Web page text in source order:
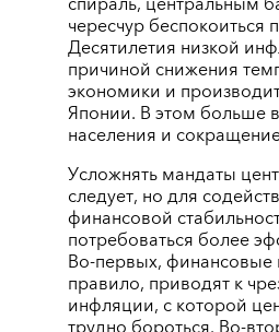
чересчур беспокоиться
Десятилетия низкой
причиной снижения
экономики и
Японии. В этом больше
населения и
Усложнять мандаты
следует, но для
финансовой
потребоваться более
Во-первых, финансовые
правило, приводят к
инфляции, с которой